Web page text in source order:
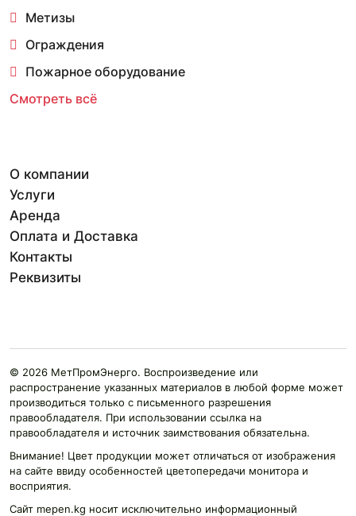
Метизы
Ограждения
Пожарное оборудование
Смотреть всё
О компании
Услуги
Аренда
Оплата и Доставка
Контакты
Реквизиты
© 2026 МетПромЭнерго. Воспроизведение или
распространение указанных материалов в любой форме может
производиться только с письменного разрешения
правообладателя. При использовании ссылка на
правообладателя и источник заимствования обязательна.
Внимание! Цвет продукции может отличаться от изображения
на сайте ввиду особенностей цветопередачи монитора и
восприятия.
Сайт mepen.kg носит исключительно информационный